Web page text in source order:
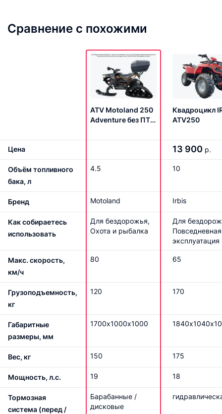
Сравнение с похожими
ATV Motoland 250
Adventure без ПТС
Квадроцикл
ATV250
Цена 13 900 р.
Объём топливного
бака, л
4.5 10
Бренд Motoland Irbis
Как собираетесь
использовать
Для бездорожья,
Охота и рыбалка
Для
Повседневная
эксплуатация
Макс. скорость,
км/ч
80 65
Грузоподъемность,
кг
120 170
Габаритные
размеры, мм
1700х1000х1000
Вес, кг 150 175
Мощность, л.с. 19 18
Тормозная
система (перед /
Барабанные /
дисковые